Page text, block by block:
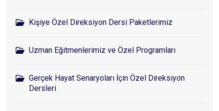
Kişiye Özel Direksiyon Dersi Paketlerimiz
Uzman Eğitmenlerimiz ve Özel Programları
Gerçek Hayat Senaryoları İçin Özel Direksiyon
Dersleri